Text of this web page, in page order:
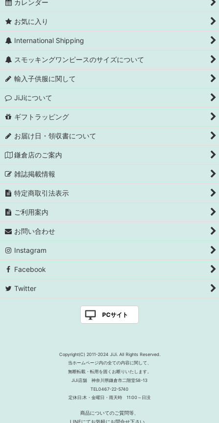
カレンダー
お気に入り
International Shipping
スモッキングワンピースのサイズについて
輸入子供服に関して
JiJiについて
ギフトラッピング
お届け日・領収書について
鎌倉店のご案内
雑誌掲載情報
特定商取引法表示
ご利用案内
お問い合わせ
Instagram
Facebook
Twitter
PCサイト
Copyright(C) 2011-2024 JiJi. All Rights Reserved.
当ホームページ内の全ての内容に関して、
無断転載・転用を固くお断りいたします。
JiJi店舗 神奈川県鎌倉市二階堂58-13
TEL0467-22-5740
定休日:木・金曜日・雨天時 11:00～日没
商品についてのご質問等、
LINEにてお気軽にお問合せ下さい。